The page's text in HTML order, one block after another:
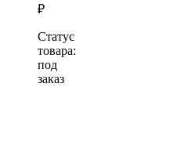
₽
Статус
товара:
под
заказ